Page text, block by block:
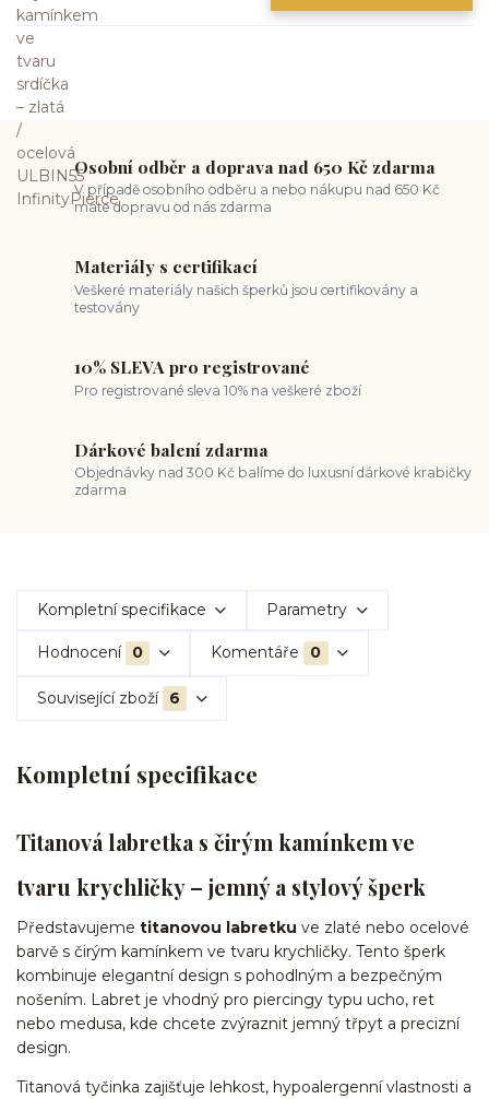
Osobní odběr a doprava nad 650 Kč zdarma
V případě osobního odběru a nebo nákupu nad 650 Kč
máte dopravu od nás zdarma
Materiály s certifikací
Veškeré materiály našich šperků jsou certifikovány a
testovány
10% SLEVA pro registrované
Pro registrované sleva 10% na veškeré zboží
Dárkové balení zdarma
Objednávky nad 300 Kč balíme do luxusní dárkové krabičky
zdarma
Kompletní specifikace Parametry
Hodnocení 0 Komentáře 0
Související zboží 6
Kompletní specifikace
Titanová labretka s čirým kamínkem ve
tvaru krychličky – jemný a stylový šperk
Představujeme titanovou labretku ve zlaté nebo ocelové
barvě s čirým kamínkem ve tvaru krychličky. Tento šperk
kombinuje elegantní design s pohodlným a bezpečným
nošením. Labret je vhodný pro piercingy typu ucho, ret
nebo medusa, kde chcete zvýraznit jemný třpyt a precizní
design.
Titanová tyčinka zajišťuje lehkost, hypoalergenní vlastnosti a